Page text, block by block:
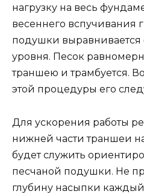
нагрузку на весь
весеннего вспучивания
подушки
уровня. Песок
траншею и трамбуется.
этой процедуры его
Для ускорения работы
нижней части траншеи
будет служить
песчаной подушки. Не
глубину насыпки